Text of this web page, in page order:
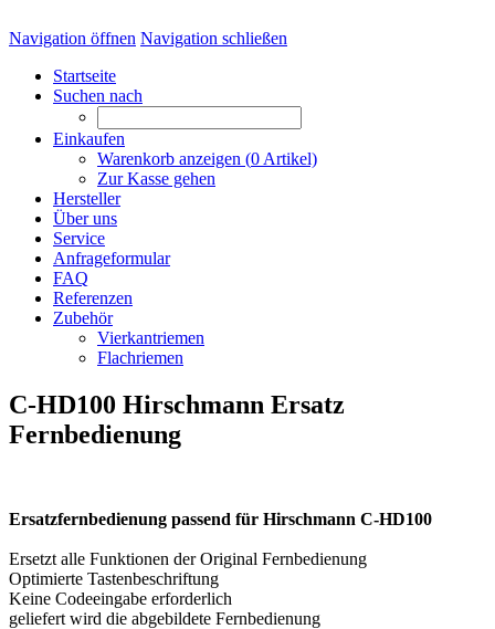
Navigation öffnen Navigation schließen
Startseite
Suchen nach
Einkaufen
Warenkorb anzeigen (0 Artikel)
Zur Kasse gehen
Hersteller
Über uns
Service
Anfrageformular
FAQ
Referenzen
Zubehör
Vierkantriemen
Flachriemen
C-HD100 Hirschmann Ersatz
Fernbedienung
Ersatzfernbedienung passend für Hirschmann C-HD100
Ersetzt alle Funktionen der Original Fernbedienung
Optimierte Tastenbeschriftung
Keine Codeeingabe erforderlich
geliefert wird die abgebildete Fernbedienung